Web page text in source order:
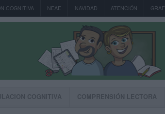
COGNITIVA NEAE NAVIDAD ATENCIÓN
COGNITIVA COMPRENSIÓN LECTORA